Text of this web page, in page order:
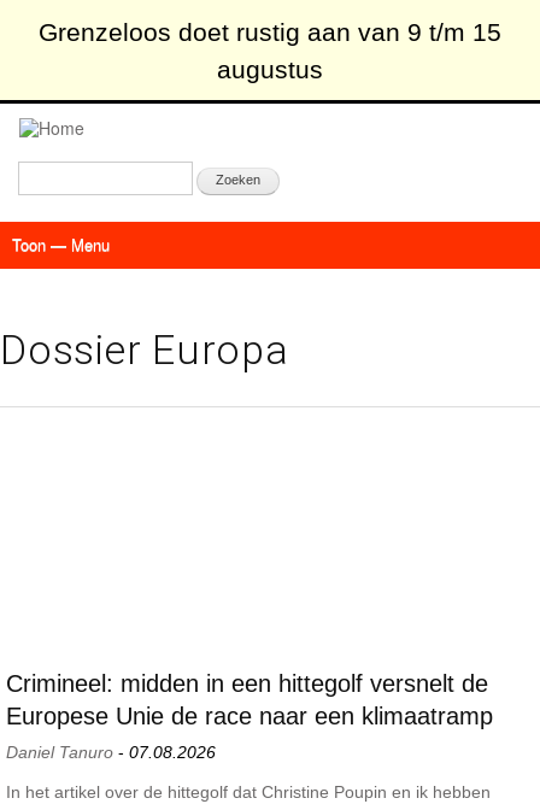
en
naar
Grenzeloos doet rustig aan van 9 t/m 15
augustus
Zoeken
Menu
Toon — Menu
Dossier Europa
Crimineel: midden in een hittegolf versnelt de
Europese Unie de race naar een klimaatramp
Daniel Tanuro - 07.08.2026
In het artikel over de hittegolf dat Christine Poupin en ik hebben